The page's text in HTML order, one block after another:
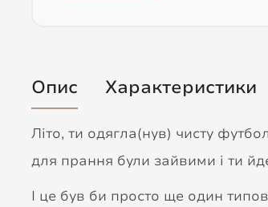
Опис Характеристики
Літо, ти одягла(нув) чисту
для прання були зайвими і ти
І це був би просто ще один